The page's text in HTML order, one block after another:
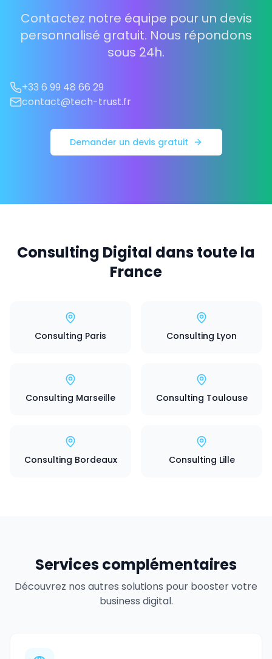
Contactez notre équipe pour un devis
personnalisé gratuit. Nous répondons
sous 24h.
+33 6 99 48 66 29
contact@tech-trust.fr
Demander un devis gratuit
Consulting Digital dans toute la
France
Consulting Paris Consulting Lyon
Consulting Marseille Consulting Toulouse
Consulting Bordeaux Consulting Lille
Services complémentaires
Découvrez nos autres solutions pour booster votre
business digital.